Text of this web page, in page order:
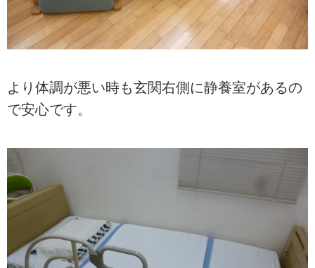
より体調が悪い時も玄関右側に静養室があるの
で安心です。